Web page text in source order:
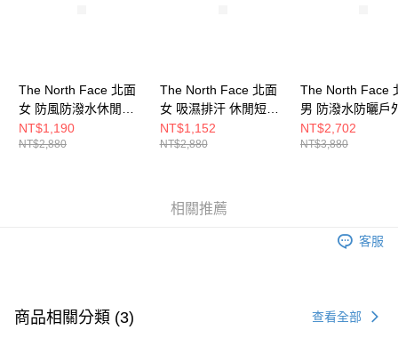
The North Face 北面
女 防風防潑水休閒短
褲 NF0A87YKLK5
NT$1,190
NT$2,880
The North Face 北面
女 吸濕排汗 休閒短褲
NF0A8AVGJK3
NT$1,152
NT$2,880
The North Face
男 防潑水防曬戶
步褲
NT$2,702
NT$3,880
相關推薦
客服
商品相關分類 (3) 查看全部